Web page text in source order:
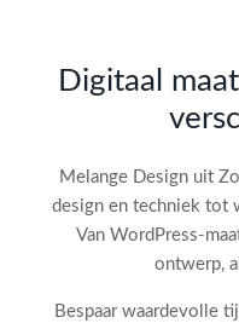
de SEO-
audit
Digitaal
Melange Design uit
design en techniek tot
Van WordPress-
ontwerp,
Bespaar waardevolle